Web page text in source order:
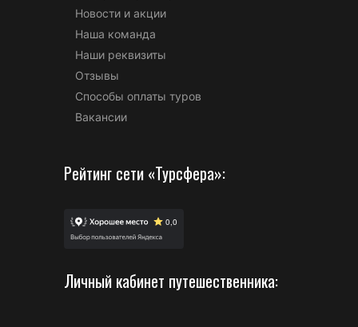
Новости и акции
Наша команда
Наши реквизиты
Отзывы
Способы оплаты туров
Вакансии
Рейтинг сети «Турсфера»:
Личный кабинет путешественника: